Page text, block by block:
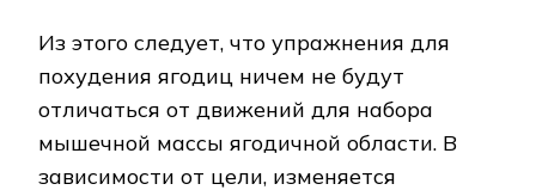
Из этого следует, что упражнения для
похудения ягодиц ничем не будут
отличаться от движений для набора
мышечной массы ягодичной области. В
зависимости от цели, изменяется